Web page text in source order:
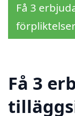
Få 3
Få 3